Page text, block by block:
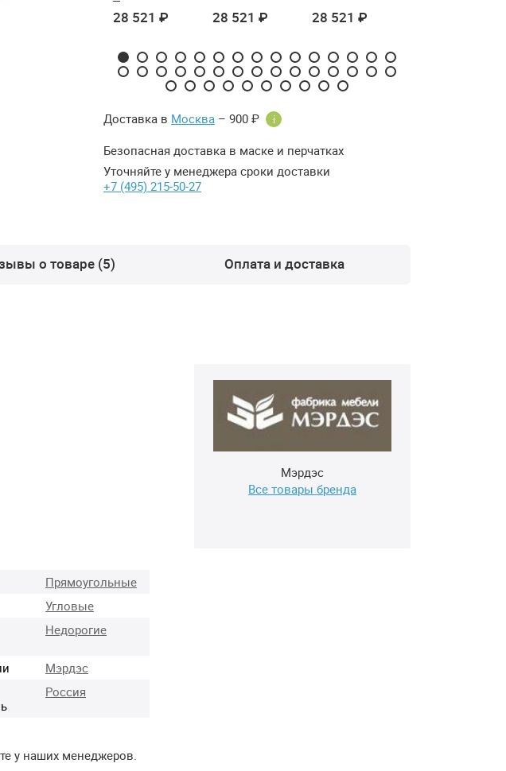
28 521 ₽ 28 521 ₽ 28 521 ₽
Доставка в Москва – 900 ₽ i
Безопасная доставка в маске и перчатках
Уточняйте у менеджера сроки доставки
+7 (495) 215-50-27
о товаре (5) Оплата и доставка
Мэрдэс
Все товары бренда
Прямоугольные
Угловые
Недорогие
Мэрдэс
Россия
у наших менеджеров.